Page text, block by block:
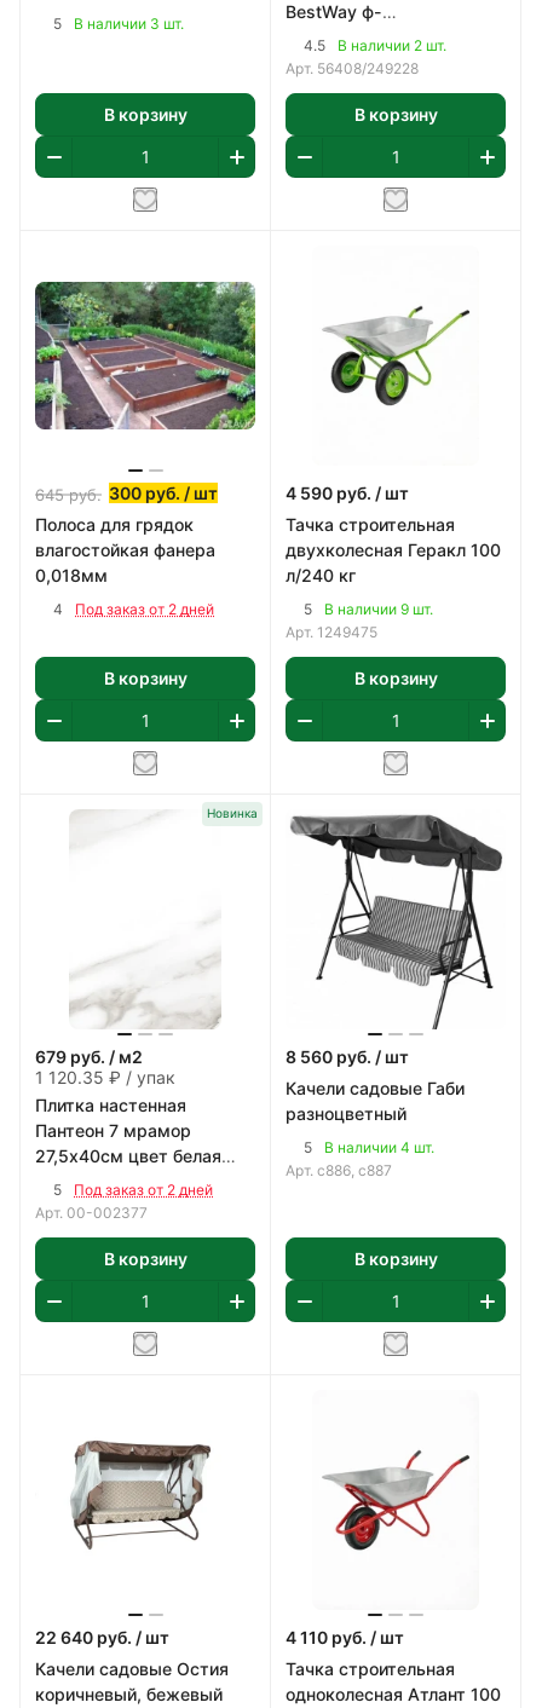
прочная котловая сталь
5 В наличии 3 шт.
В корзину
BestWay ф-
насос,картридж 58093
арт 56408
4.5
В наличии 2 шт.
Арт. 56408/249228
В корзину
645руб. 300 руб. / шт
Полоса для грядок
влагостойкая фанера
0,018мм
4 Под заказ от 2 дней
В корзину
4 590 руб. / шт
Тачка строительная
двухколесная Геракл 100
л/240 кг
5
В наличии 9 шт.
Арт. 1249475
В корзину
Новинка
679 руб. / м2
1 120.35 ₽ / упак
Плитка настенная
Пантеон 7 мрамор
27,5х40см цвет белая
1,65 м2/уп
5
Под заказ от 2 дней
Арт. 00-002377
В корзину
8 560 руб. / шт
Качели садовые Габи
разноцветный
5
В наличии 4 шт.
Арт. с886, с887
В корзину
22 640 руб. / шт
Качели садовые Остия
коричневый, бежевый
4 110 руб. / шт
Тачка строительная
одноколесная Атлант 100